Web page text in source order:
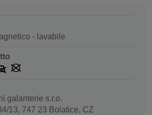
- lavabile
galanterie s.r.o.
13, 747 23 Bolatice, CZ